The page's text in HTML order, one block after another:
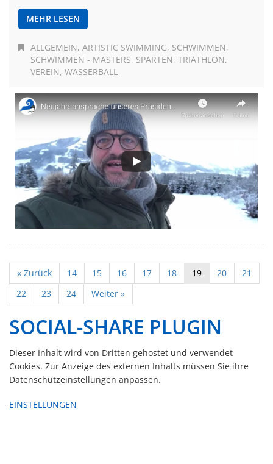
MEHR LESEN
ALLGEMEIN ARTISTIC SWIMMING SCHWIMMEN
SCHWIMMEN - MASTERS SPARTEN TRIATHLON
VEREIN WASSERBALL
« Zurück 14 15 16 17 18 19 20
21
22
23 24 Weiter »
SOCIAL-SHARE PLUGIN
Dieser Inhalt wird von Dritten gehostet und verwendet
Cookies. Zur Anzeige des externen Inhalts müssen Sie ihre
Datenschutzeinstellungen anpassen.
EINSTELLUNGEN